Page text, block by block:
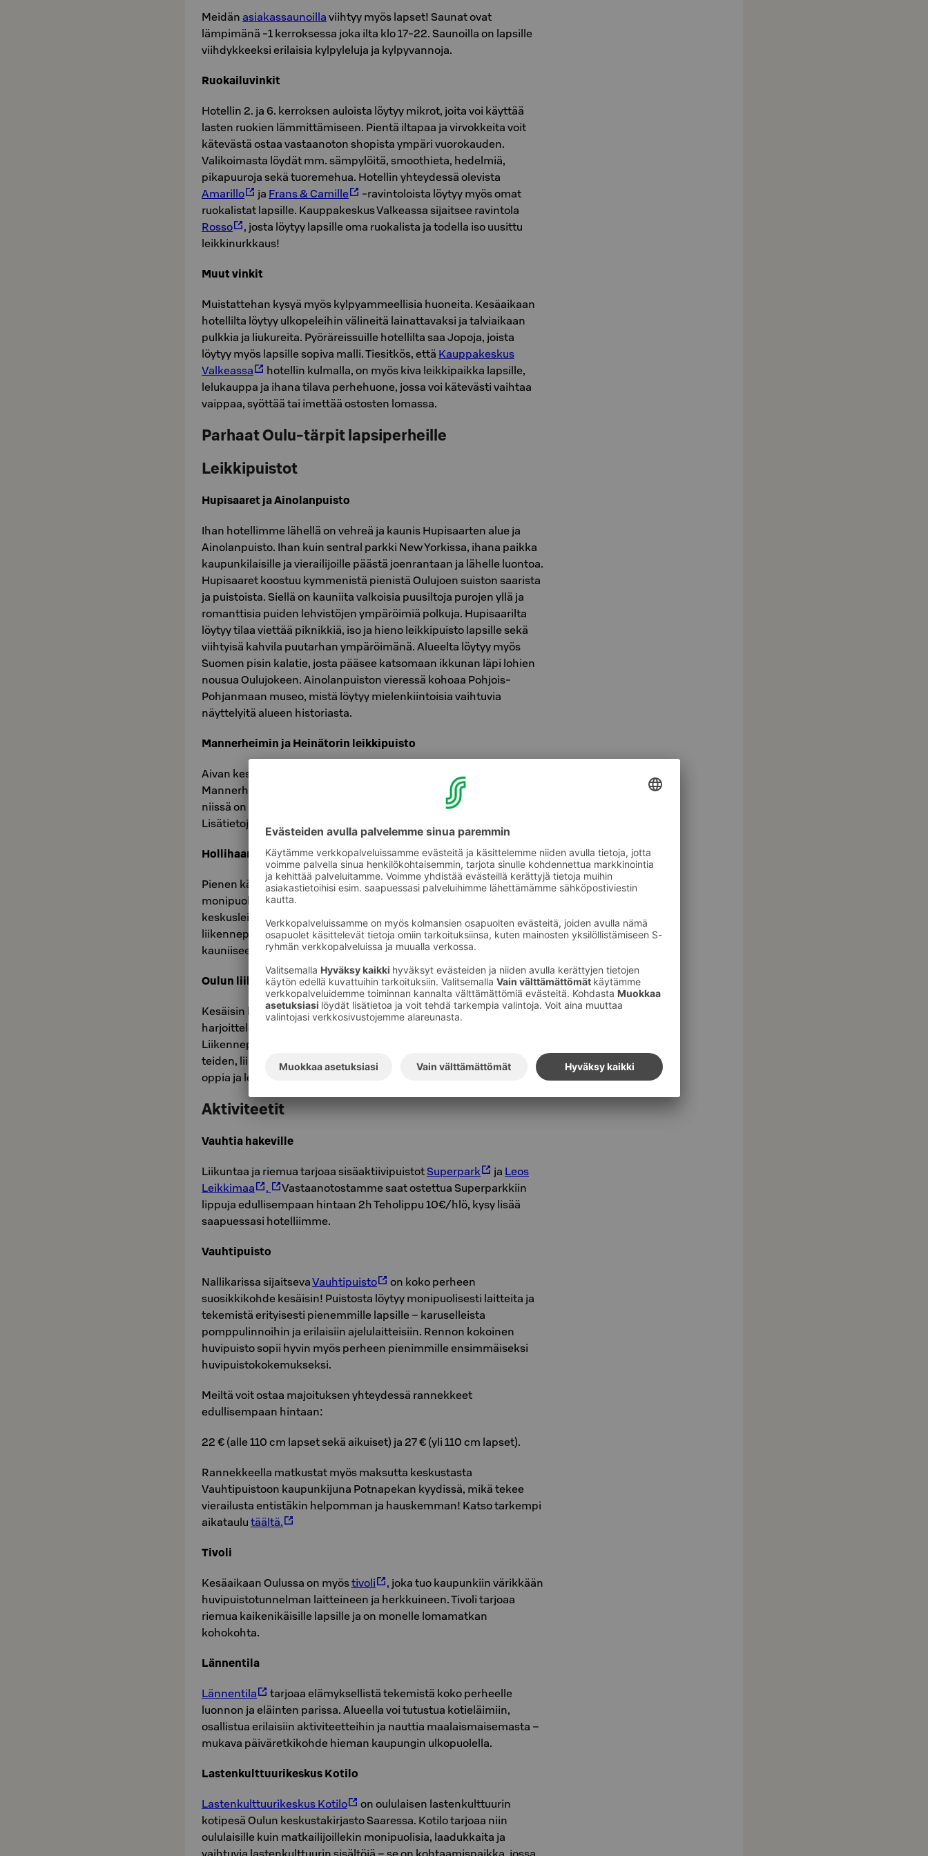
Meidän asiakassaunoilla viihtyy myös lapset! Saunat ovat
lämpimänä -1 kerroksessa joka ilta klo 17-22. Saunoilla on lapsille
viihdykkeeksi erilaisia kylpyleluja ja kylpyvannoja.
Ruokailuvinkit
Hotellin 2. ja 6. kerroksen auloista löytyy mikrot, joita voi käyttää
lasten ruokien lämmittämiseen. Pientä iltapaa ja virvokkeita voit
kätevästä ostaa vastaanoton shopista ympäri vuorokauden.
Valikoimasta löydät mm. sämpylöitä, smoothieta, hedelmiä,
pikapuuroja sekä tuoremehua. Hotellin yhteydessä olevista
Amarillo
ja Frans & Camille
-ravintoloista löytyy myös omat
ruokalistat lapsille. Kauppakeskus Valkeassa sijaitsee ravintola
Rosso
, josta löytyy lapsille oma ruokalista ja todella iso uusittu
leikkinurkkaus!
Muut vinkit
Muistattehan kysyä myös kylpyammeellisia huoneita. Kesäaikaan
hotellilta löytyy ulkopeleihin välineitä lainattavaksi ja talviaikaan
pulkkia ja liukureita. Pyöräreissuille hotellilta saa Jopoja, joista
löytyy myös lapsille sopiva malli. Tiesitkös, että Kauppakeskus
Valkeassa
hotellin kulmalla, on myös kiva leikkipaikka lapsille,
lelukauppa ja ihana tilava perhehuone, jossa voi kätevästi vaihtaa
vaippaa, syöttää tai imettää ostosten lomassa.
Parhaat Oulu-tärpit lapsiperheille
Leikkipuistot
Hupisaaret ja Ainolanpuisto
Ihan hotellimme lähellä on vehreä ja kaunis Hupisaarten alue ja
Ainolanpuisto. Ihan kuin sentral parkki New Yorkissa, ihana paikka
kaupunkilaisille ja vierailijoille päästä joenrantaan ja lähelle luontoa.
Hupisaaret koostuu kymmenistä pienistä Oulujoen suiston saarista
ja puistoista. Siellä on kauniita valkoisia puusiltoja purojen yllä ja
romanttisia puiden lehvistöjen ympäröimiä polkuja. Hupisaarilta
löytyy tilaa viettää piknikkiä, iso ja hieno leikkipuisto lapsille sekä
viihtyisä kahvila puutarhan ympäröimänä. Alueelta löytyy myös
Suomen pisin kalatie, josta pääsee katsomaan ikkunan läpi lohien
nousua Oulujokeen. Ainolanpuiston vieressä kohoaa Pohjois-
Pohjanmaan museo, mistä löytyy mielenkiintoisia vaihtuvia
näyttelyitä alueen historiasta.
Mannerheimin ja Heinätorin leikkipuisto
Aivan keskustassa sijaitsee kaksi kivaa leikkipuistoa lapsille,
Mannerheimin puisto ja Heinätorin puisto. Puistot ovat aidattuja ja
niissä on monipuolisesti leikkivälineitä eri ikäisille lapsille.
Lisätietoja ja tarkemmat sijainnit löydät
Hollihaan keskusleikkipuisto ja lasten ilmainen liikennepuisto
Pienen kävelymatkan päästä Kuusiluodosta, löytyy hieno ja
monipuolinen puistoalue koko perheelle. Alueella on
keskusleikkipuisto, ulkokuntoilupuisto, kesäisin auki oleva
liikennepuisto, skeitti- sekä parkourpuisto. Puistoalue päättyy
kauniiseen venesatamaan.
Oulun liikennepuisto
Kesäisin lapsia ilahduttaa maksuton liikennepuisto, jossa pääsee
harjoittelemaan liikennesääntöjä hauskalla tavalla polkuautoilla.
Liikennepuistossa on oikean liikenteen kaltainen pienoiskaupunki
teiden, liikennemerkkien ja risteysten kanssa – täydellinen paikka
oppia ja leikkiä samaan aikaan.
Aktiviteetit
Vauhtia hakeville
Liikuntaa ja riemua tarjoaa sisäaktiivipuistot Superpark ja Leos
Leikkimaa
.
Vastaanotostamme saat ostettua Superparkkiin
lippuja edullisempaan hintaan 2h Teholippu 10€/hlö, kysy lisää
saapuessasi hotelliimme.
Vauhtipuisto
Nallikarissa sijaitsevaVauhtipuisto
on koko perheen
suosikkikohde kesäisin! Puistosta löytyy monipuolisesti laitteita ja
tekemistä erityisesti pienemmille lapsille – karuselleista
pomppulinnoihin ja erilaisiin ajelulaitteisiin. Rennon kokoinen
huvipuisto sopii hyvin myös perheen pienimmille ensimmäiseksi
huvipuistokokemukseksi.
Meiltä voit ostaa majoituksen yhteydessä rannekkeet
edullisempaan hintaan:
22 € (alle 110 cm lapset sekä aikuiset) ja 27 € (yli 110 cm lapset).
Rannekkeella matkustat myös maksutta keskustasta
Vauhtipuistoon kaupunkijuna Potnapekan kyydissä, mikä tekee
vierailusta entistäkin helpomman ja hauskemman! Katso tarkempi
aikataulu täältä.
Tivoli
Kesäaikaan Oulussa on myöstivoli
, joka tuo kaupunkiin värikkään
huvipuistotunnelman laitteineen ja herkkuineen. Tivoli tarjoaa
riemua kaikenikäisille lapsille ja on monelle lomamatkan
kohokohta.
Lännentila
Lännentila
tarjoaa elämyksellistä tekemistä koko perheelle
luonnon ja eläinten parissa. Alueella voi tutustua kotieläimiin,
osallistua erilaisiin aktiviteetteihin ja nauttia maalaismaisemasta –
mukava päiväretkikohde hieman kaupungin ulkopuolella.
Lastenkulttuurikeskus Kotilo
Lastenkulttuurikeskus Kotilo
on oululaisen lastenkulttuurin
kotipesä Oulun keskustakirjasto Saaressa. Kotilo tarjoaa niin
oululaisille kuin matkailijoillekin monipuolisia, laadukkaita ja
vaihtuvia lastenkulttuurin sisältöjä – se on kohtaamispaikka, jossa